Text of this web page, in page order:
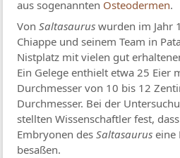
aus sogenannten Osteodermen.
VonSaltasaurus wurden im Jahr
Chiappe und seinem Team in
Nistplatz mit vielen gut
Ein Gelege enthielt etwa 25 Eier
Durchmesser von 10 bis 12
Durchmesser. Bei der
stellten Wissenschaftler fest,
Embryonen desSaltasaurus eine
besaßen.